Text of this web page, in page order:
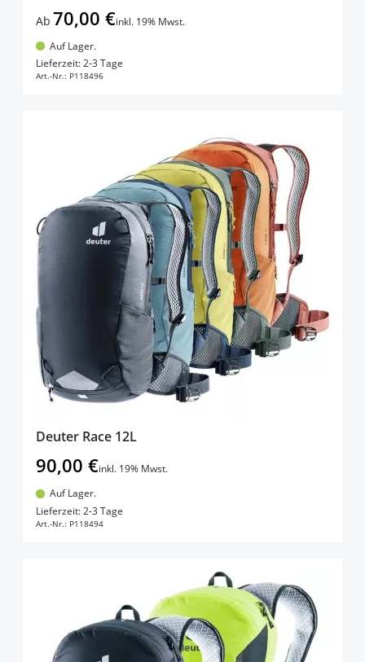
Ab 70,00 €inkl. 19% Mwst.
Auf Lager.
Lieferzeit: 2-3 Tage
Art.-Nr.: P118496
Deuter Race 12L
90,00 €inkl. 19% Mwst.
Auf Lager.
Lieferzeit: 2-3 Tage
Art.-Nr.: P118494